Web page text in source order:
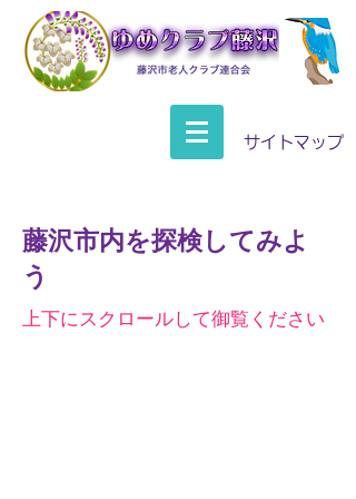
サイトマップ
藤沢市内を探検してみよ
う
上下にスクロールして御覧ください